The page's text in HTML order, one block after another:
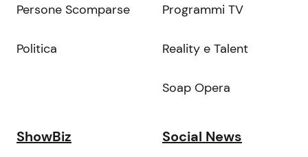
Persone Scomparse
Politica
Programmi TV
Reality e Talent
Soap Opera
ShowBiz Social News